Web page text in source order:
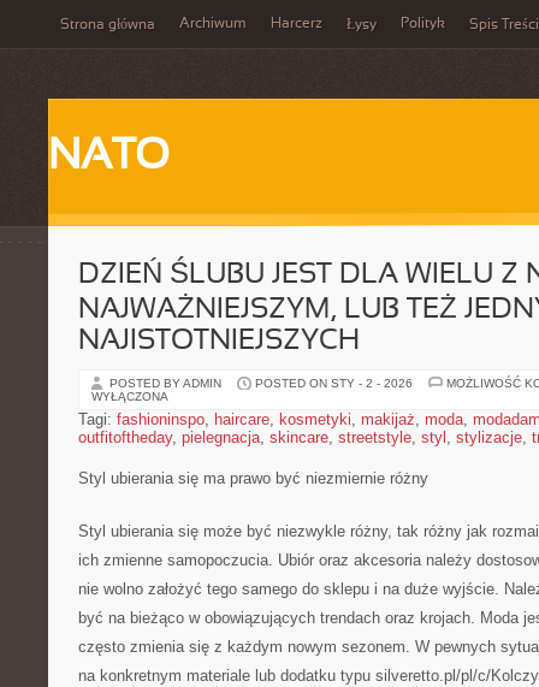
Strona główna Archiwum Harcerz Łysy Polityk Spis Treści
NATO
DZIEŃ ŚLUBU JEST DLA WIELU Z
NAJWAŻNIEJSZYM, LUB TEŻ
NAJISTOTNIEJSZYCH
POSTED BY ADMIN POSTED ON STY - 2 - 2026
MOŻLIWOŚĆ
WYŁĄCZONA
Tagi: fashioninspo, haircare, kosmetyki, makijaż, moda,
outfitoftheday, pielegnacja, skincare, streetstyle, styl , stylizacje,
Styl ubierania się ma prawo być niezmiernie różny
Styl ubierania się może być niezwykle różny, tak różny jak
ich zmienne samopoczucia. Ubiór oraz akcesoria należy
nie wolno założyć tego samego do sklepu i na duże wyjście.
być na bieżąco w obowiązujących trendach oraz krojach. Moda
często zmienia się z każdym nowym sezonem. W pewnych
na konkretnym materiale lub dodatku typu silveretto.pl/pl/c/